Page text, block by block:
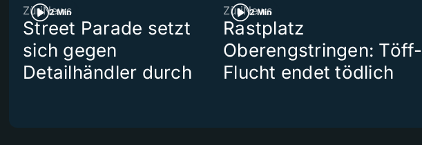
2 Min
ZüriNews
Street Parade setzt
sich gegen
Detailhändler durch
2 Min
ZüriNews
Rastplatz
Oberengstringen: Töff-
Flucht endet tödlich